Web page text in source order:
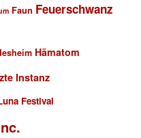
Faun Feuerschwanz
Hämatom
Instanz
Festival